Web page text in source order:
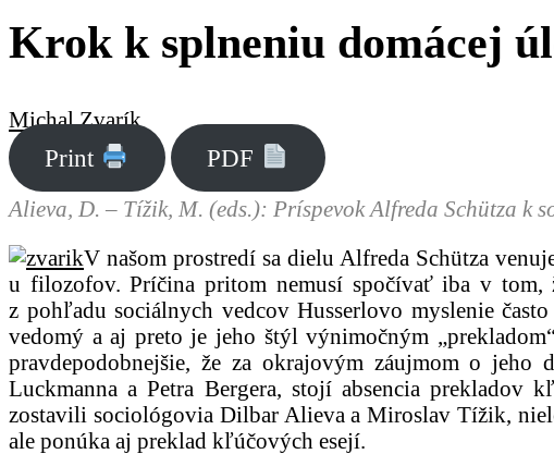
Krok k splneniu domácej
Michal Zvarík
Print PDF
Alieva, D. – Tížik, M. (eds.): Príspevok Alfreda Schütza k
V našom prostredí sa dielu Alfreda Schütza
u filozofov. Príčina pritom nemusí spočívať iba v tom,
z pohľadu sociálnych vedcov Husserlovo myslenie
vedomý a aj preto je jeho štýl výnimočným
pravdepodobnejšie, že za okrajovým záujmom o
Luckmanna a Petra Bergera, stojí absencia prekladov
zostavili sociológovia Dilbar Alieva a Miroslav Tížik,
ale ponúka aj preklad kľúčových esejí.